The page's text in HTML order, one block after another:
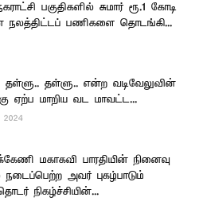
பகுதிகளில் சுமார் ரூ.1 கோடி
நலத்திட்டப் பணிகளை தொடங்கி...
தள்ளு.. என்ற வடிவேலுவின்
ஏற்ப மாறிய வட மாவட்ட...
2024
மகாகவி பாரதியின் நினைவு
அவர் புகழ்பாடும்
நிகழ்ச்சியின்...